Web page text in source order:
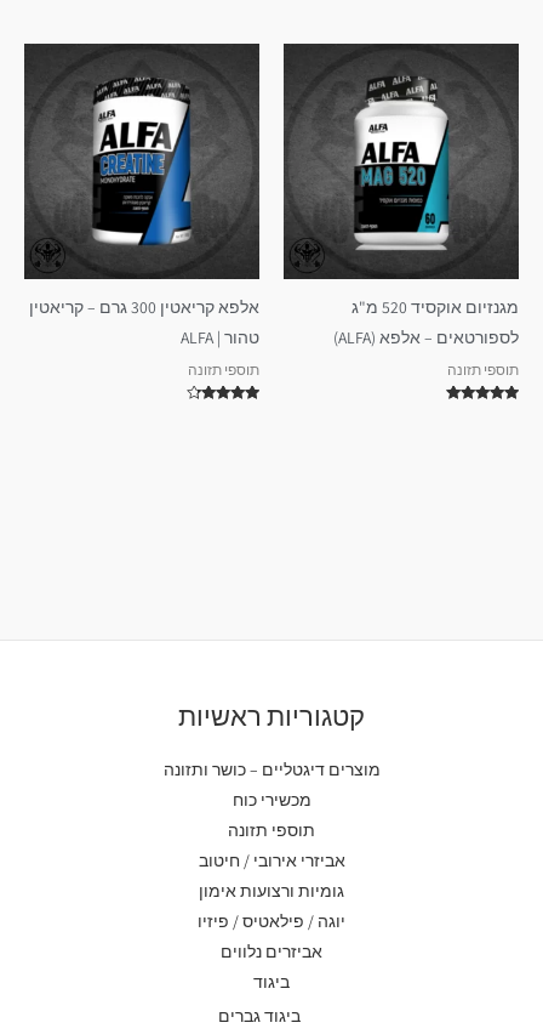
מגנזיום אוקסיד 520 מ"ג
לספורטאים – אלפא (ALFA)
תוספי תזונה
אלפא קריאטין 300 גרם – קריאטין
טהור | ALFA
תוספי תזונה
קטגוריות ראשיות
מוצרים דיגטליים – כושר ותזונה
מכשירי כוח
תוספי תזונה
אביזרי אירובי / חיטוב
גומיות ורצועות אימון
יוגה / פילאטיס / פיזיו
אביזרים נלווים
ביגוד
ביגוד גברים